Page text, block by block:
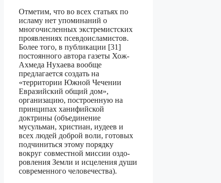
Отметим, что во всех статьях по
исламу нет упоминаний о
многочисленных экст­ремистских
проявлениях псевдоисламистов.
Более того, в публикации [31]
постоян­ного автора газеты Хож-
Ахмеда Нухаева вообще
предлагается создать на
«территории Южной Чечении
Евразийский общий дом»,
организацию, построенную на
принци­пах ханифийской
доктрины (объединение
мусульман, христиан, иудеев и
всех людей доброй воли, готовых
подчиниться этому порядку
вокруг совместной миссии оздо­
ровления Земли и исцеления души
современного человечества).